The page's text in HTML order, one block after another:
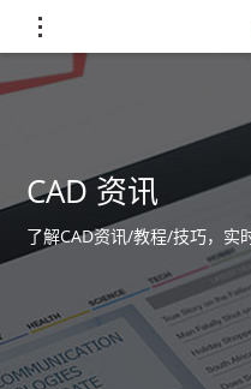
CAD 资讯
了解CAD资讯/教程/技巧，实